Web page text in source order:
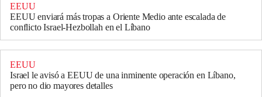
EEUU
EEUU enviará más tropas a Oriente Medio ante escalada de
conflicto Israel-Hezbollah en el Líbano
EEUU
Israel le avisó a EEUU de una inminente operación en Líbano,
pero no dio mayores detalles